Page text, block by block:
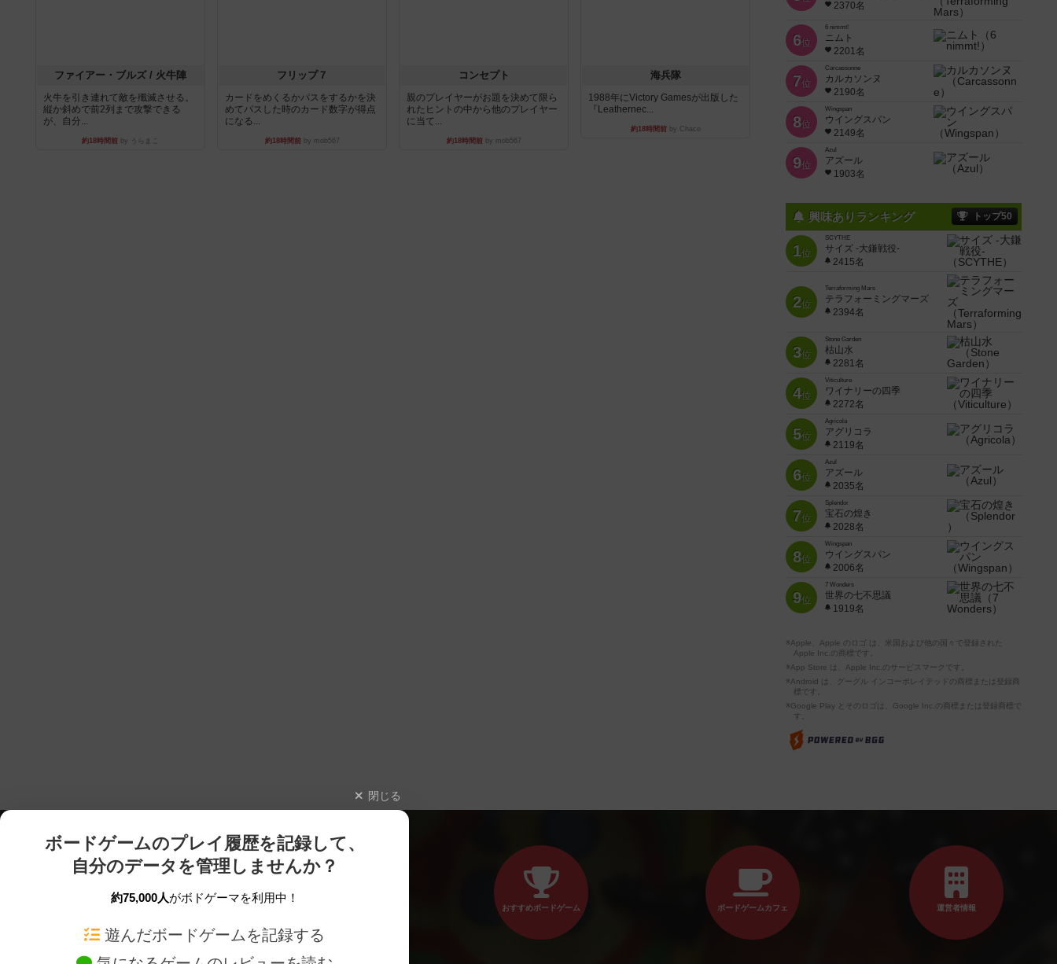
ファイアー・ブルズ / 火牛陣
火牛を引き連れて敵を殲滅させる。
縦か斜めで前2列まで攻撃できる
が、自分...
約18時間前 by うらまこ
フリップ７
カードをめくるかパスをするかを決
めてパスした時のカード数字が得点
になる...
約18時間前by mob567
コンセプト
親のプレイヤーがお題を決めて限ら
れたヒントの中から他のプレイヤー
に当て...
約18時間前by mob567
海兵隊
1988年にVictory Gamesが出版した
『Leathernec...
約18時間前by Chaco
2370名
6位
6 nimmt!
ニムト
2201名
7位
Carcassonne
カルカソンヌ
2190名
8位
Wingspan
ウイングスパン
2149名
9位
Azul
アズール
1903名
興味ありランキング トップ50
1位
SCYTHE
サイズ -大鎌戦役-
2415名
2位
Terraforming Mars
テラフォーミングマーズ
2394名
3位
Stone Garden
枯山水
2281名
4位
Viticulture
ワイナリーの四季
2272名
5位
Agricola
アグリコラ
2119名
6位
Azul
アズール
2035名
7位
Splendor
宝石の煌き
2028名
8位
Wingspan
ウイングスパン
2006名
9位
7 Wonders
世界の七不思議
1919名
※Apple、Apple のロゴ は、米国および他の国々で登録された
Apple Inc.の商標です。
※App Store は、Apple Inc.のサービスマークです。
※Android は、グーグル インコーポレイテッドの商標または登録商
標です。
※Google Play とそのロゴは、Google Inc.の商標または登録商標で
す。
閉じる
ボードゲームのプレイ履歴を記録して、
自分のデータを管理しませんか？
約75,000人がボドゲーマを利用中！
遊んだボードゲームを記録する
おすすめボードゲーム ボードゲームカフェ 運営者情報